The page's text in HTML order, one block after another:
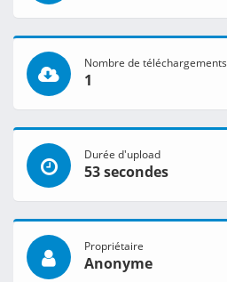
Nombre de téléchargements
1
Durée d'upload
53 secondes
Propriétaire
Anonyme